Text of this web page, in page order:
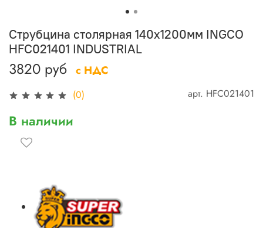
(0) арт. HFC021401
Струбцина столярная 140х1200мм INGCO
HFC021401 INDUSTRIAL
3820 руб с НДС
В наличии